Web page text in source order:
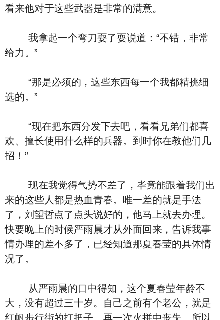
看来他对于这些武器是非常的满意。
我拿起一个弯刀耍了耍说道：“不错，非常
给力。”
“那是必须的，这些东西每一个我都精挑细
选的。”
“现在把东西分发下去吧，看看兄弟们都喜
欢、擅长使用什么样的兵器。到时你在教他们几
招！”
现在我觉得气势不差了，毕竟能跟着我们出
来的这些人都是热血青春。唯一差的就是手法
了，刘望哲点了点头说好的，他马上就去办理。
快要晚上的时候严雨晨才从外面回来，告诉我事
情办理的差不多了，已经知道那夏春莹的具体情
况了。
从严雨晨的口中得知，这个夏春莹年龄不
大，没有超过三十岁。自己之前有个老公，就是
红帆步行街的扛把子，再一次火拼中丧失，所以